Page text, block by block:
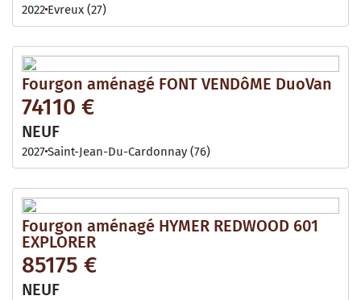
2022 Evreux (27)
Fourgon aménagé FONT VENDôME DuoVan
74110 €
NEUF
2027Saint-Jean-Du-Cardonnay (76)
Fourgon aménagé HYMER REDWOOD 601
EXPLORER
85175 €
NEUF